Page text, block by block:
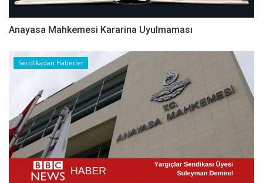
Anayasa Mahkemesi Kararina Uyulmaması
Sendikadan Haberler